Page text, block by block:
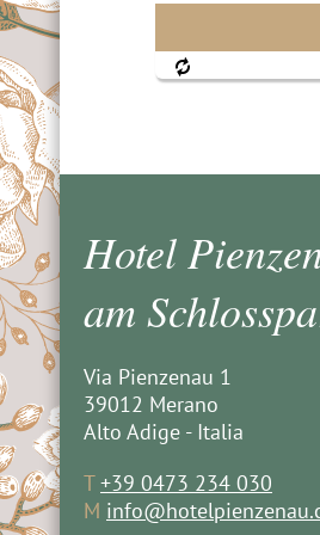
Hotel
am
Via Pienzenau 1
39012 Merano
Alto Adige - Italia
T+39 0473 234 030
M